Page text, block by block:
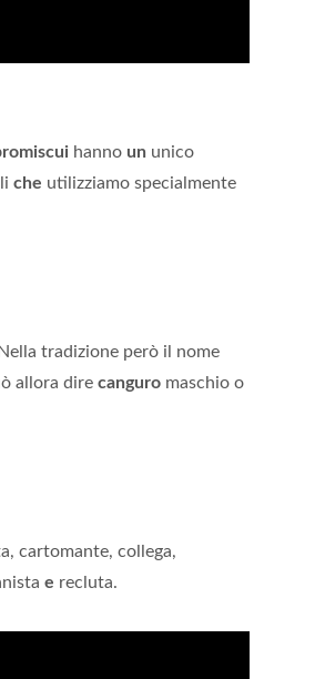
hanno un unico
che utilizziamo specialmente
tradizione però il nome
allora dire canguro maschio o
cartomante, collega,
e recluta.